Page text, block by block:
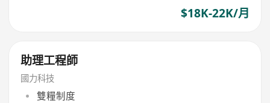
$18K-22K/月
助理工程師
國力科技
雙糧制度